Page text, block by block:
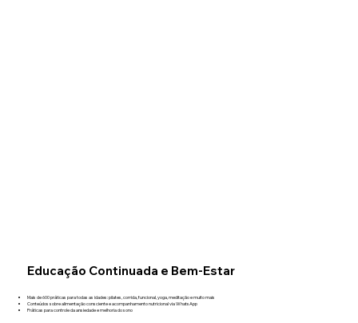
Educação Continuada e Bem-Estar
Mais de 600 práticas para todas as idades: pilates, corrida, funcional, yoga, meditação e muito mais
Conteúdos sobre alimentação consciente e acompanhamento nutricional via WhatsApp
Práticas para controle da ansiedade e melhoria do sono